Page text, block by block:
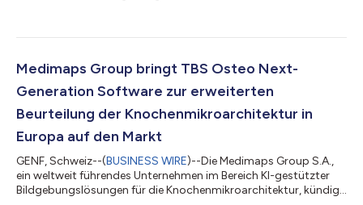
strategischen Vereinbarung über einen Merger bekannt
Genehmigung der dänischen Behörden für das Foreign Direct
Investment (FDI) und sonstiger üblichen Form...
Medimaps Group bringt TBS Osteo Next-
Generation Software zur erweiterten
Beurteilung der Knochenmikroarchitektur in
Europa auf den Markt
GENF, Schweiz--(BUSINESS WIRE)--Die Medimaps Group S.A.,
ein weltweit führendes Unternehmen im Bereich KI-gestützter
Bildgebungslösungen für die Knochenmikroarchitektur, kündigt